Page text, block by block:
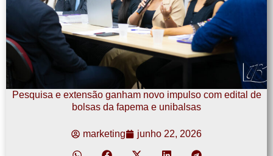
Pesquisa e extensão ganham novo impulso com edital de
bolsas da fapema e unibalsas
marketing junho 22, 2026